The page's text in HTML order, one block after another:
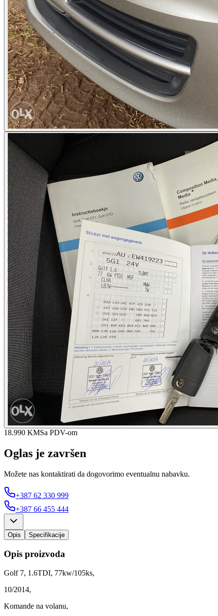
18.990 KMSa PDV-om
Oglas je završen
Možete nas kontaktirati da dogovorimo eventualnu nabavku.
+387 62 330 999
+387 66 455 444
Opis Specifikacije
Opis proizvoda
Golf 7, 1.6TDI, 77kw/105ks,
10/2014,
Komande na volanu,